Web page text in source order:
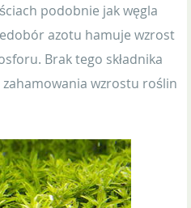
podobnie jak węgla
azotu hamuje wzrost
Brak tego składnika
wzrostu roślin